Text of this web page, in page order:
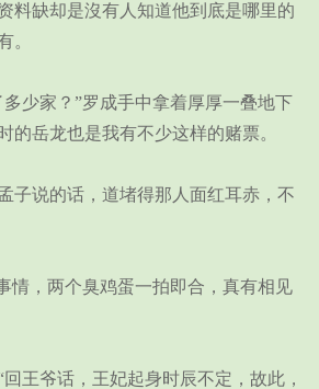
料缺却是沒有人知道他到底是哪里的
。
家？”罗成手中拿着厚厚一叠地下
的岳龙也是我有不少这样的赌票。
说的话，道堵得那人面红耳赤，不
，两个臭鸡蛋一拍即合，真有相见
爷话，王妃起身时辰不定，故此，